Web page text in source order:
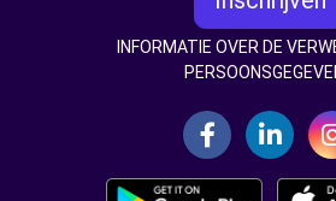
INFORMATIE OVER DE